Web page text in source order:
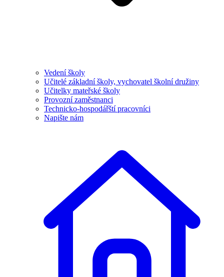
Vedení školy
Učitelé základní školy, vychovatel školní družiny
Učitelky mateřské školy
Provozní zaměstnanci
Technicko-hospodářští pracovníci
Napište nám